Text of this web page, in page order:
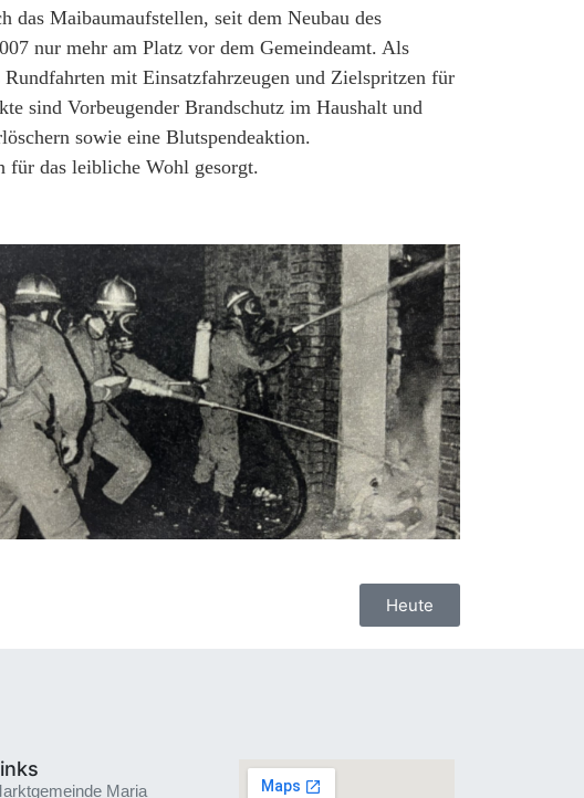
das Maibaumaufstellen, seit dem Neubau des
nur mehr am Platz vor dem Gemeindeamt. Als
mit Einsatzfahrzeugen und Zielspritzen für
sind Vorbeugender Brandschutz im Haushalt und
sowie eine Blutspendeaktion.
für das leibliche Wohl gesorgt.
Heute
Maria